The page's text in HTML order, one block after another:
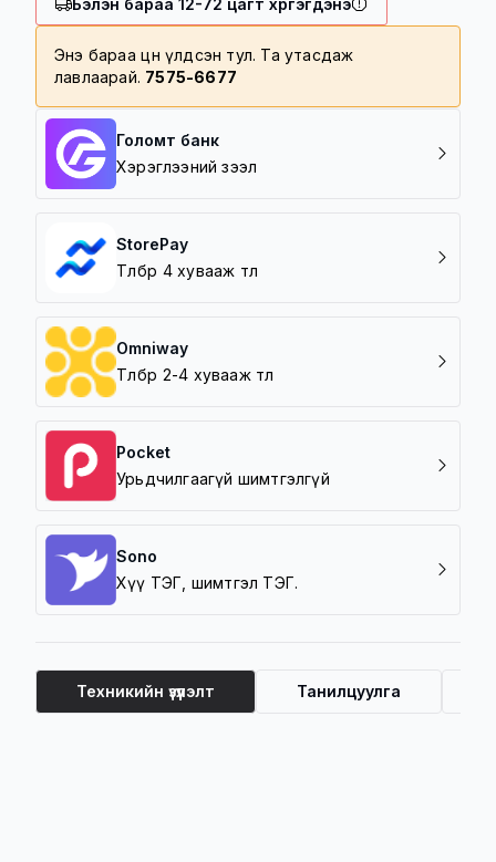
Бэлэн бараа 12-72 цагт хүргэгдэнэ
100,000 төгрөг дотор үнийн дүнтэй
барааг 5000 төгрөгөөр хүргэнэ
Хүргэлтийн бүс
Баруун зүг /5 шар/
Зүүн зүг /Амгалан/
Урд зүг /Зайсан, Архивын ерөнхий
газар/
Энэ бараа цөөн үлдсэн тул. Та утасдаж
лавлаарай. 7575-6677
Голомт банк
Хэрэглээний зээл
StorePay
Төлбөрөө 4 хувааж төл
Omniway
Төлбөрөө 2-4 хувааж төл
Pocket
Урьдчилгаагүй шимтгэлгүй
Sono
Хүү ТЭГ, шимтгэл ТЭГ.
Техникийн үзүүлэлт Танилцуулга